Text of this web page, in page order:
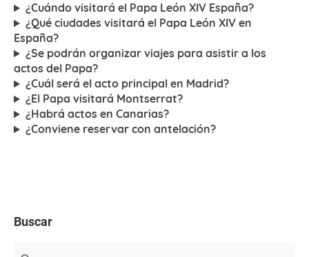
¿Cuándo visitará el Papa León XIV España?
¿Qué ciudades visitará el Papa León XIV en
España?
¿Se podrán organizar viajes para asistir a los
actos del Papa?
¿Cuál será el acto principal en Madrid?
¿El Papa visitará Montserrat?
¿Habrá actos en Canarias?
¿Conviene reservar con antelación?
Buscar